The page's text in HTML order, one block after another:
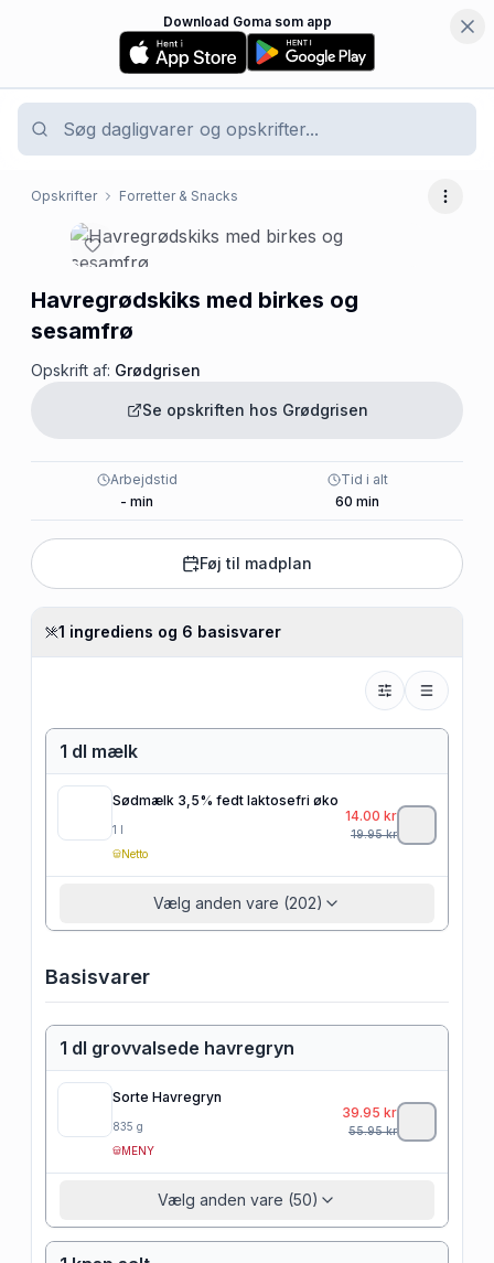
Download Goma som app
Opskrifter Forretter & Snacks Flere
Havregrødskiks med birkes og
sesamfrø
Opskrift af: Grødgrisen
Se opskriften hos Grødgrisen
Arbejdstid
- min
Tid i alt
60 min
Føj til madplan
1 ingrediens og 6 basisvarer
1 dl mælk
Sødmælk 3,5% fedt laktosefri øko
1 l
Netto
14.00 kr
19.95kr
Vælg anden vare (202)
Basisvarer
1 dl grovvalsede havregryn
Sorte Havregryn
835 g
MENY
39.95 kr
55.95kr
Vælg anden vare (50)